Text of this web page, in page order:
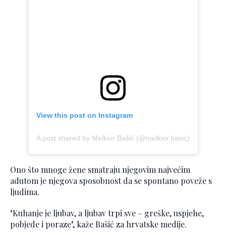
View this post on Instagram
A post shared by Melkior Bašić (@melkior.basic)
Ono što mnoge žene smatraju njegovim najvećim
adutom je njegova sposobnost da se spontano poveže s
ljudima.
"Kuhanje je ljubav, a ljubav trpi sve – greške, uspjehe,
pobjede i poraze", kaže Bašić za hrvatske medije.